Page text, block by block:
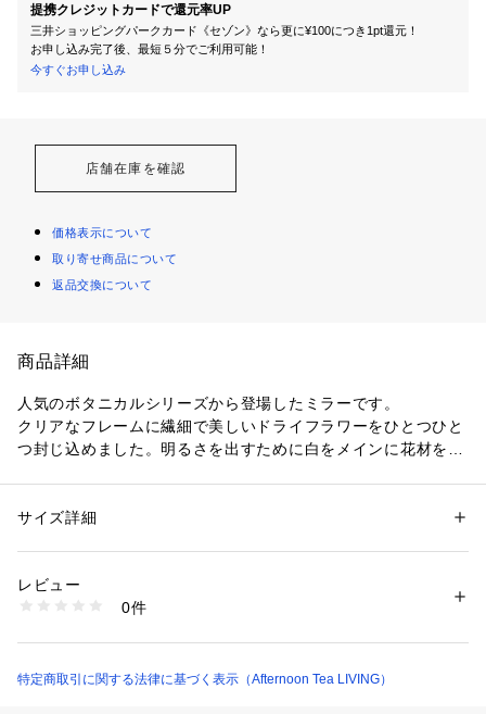
提携クレジットカードで還元率UP
三井ショッピングパークカード《セゾン》なら更に¥100につき1pt還元！
お申し込み完了後、最短５分でご利用可能！
今すぐお申し込み
店舗在庫を確認
価格表示について
取り寄せ商品について
返品交換について
商品詳細
人気のボタニカルシリーズから登場したミラーです。
クリアなフレームに繊細で美しいドライフラワーをひとつひと
つ封じ込めました。明るさを出すために白をメインに花材を選
「Afternoon Tea」のロゴをあしらい、オリジナリティーのあ
す。
ハンドメイドのため、配置や色などにひとつひとつ個体差があ
＊ハンドメイドで花材を配置し樹脂を流し込んでいるため、気
性別：レディース
グッズ
生産国：中国製
3460000013315
サイズ詳細
レビュー
0件
特定商取引に関する法律に基づく表示（Afternoon Tea LIVING）